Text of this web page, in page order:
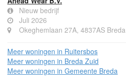
Nieuw bedrijf
Juli 2026
Okeghemlaan 27A, 4837AS Breda
Meer woningen in Ruitersbos
Meer woningen in Breda Zuid
Meer woningen in Gemeente Breda